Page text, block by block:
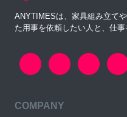
ANYTIMESは、家具組み立て
た用事を依頼したい人と、仕
COMPANY